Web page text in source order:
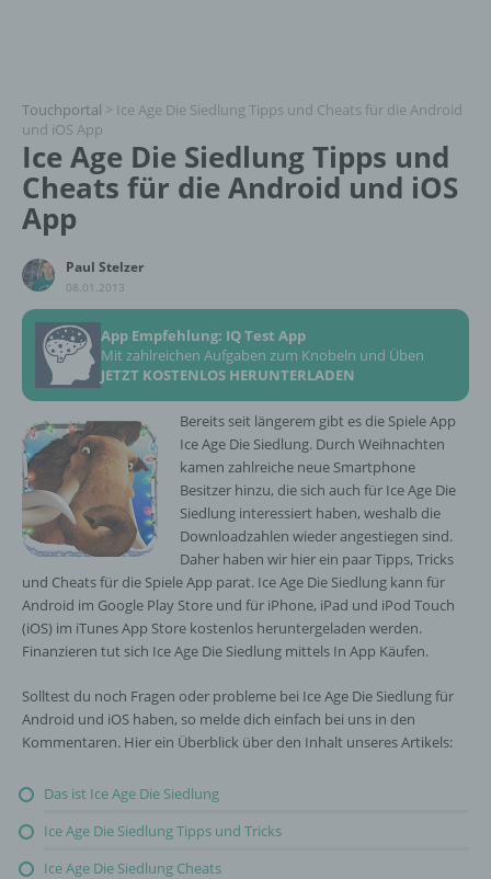
Touchportal > Ice Age Die Siedlung Tipps und Cheats für die Android
und iOS App
Ice Age Die Siedlung Tipps und
Cheats für die Android und iOS
App
Paul Stelzer
08.01.2013
App Empfehlung: IQ Test App
Mit zahlreichen Aufgaben zum Knobeln und Üben
JETZT KOSTENLOS HERUNTERLADEN
Bereits seit längerem gibt es die Spiele App
Ice Age Die Siedlung. Durch Weihnachten
kamen zahlreiche neue Smartphone
Besitzer hinzu, die sich auch für Ice Age Die
Siedlung interessiert haben, weshalb die
Downloadzahlen wieder angestiegen sind.
Daher haben wir hier ein paar Tipps, Tricks
und Cheats für die Spiele App parat. Ice Age Die Siedlung kann für
Android im Google Play Store und für iPhone, iPad und iPod Touch
(iOS) im iTunes App Store kostenlos heruntergeladen werden.
Finanzieren tut sich Ice Age Die Siedlung mittels In App Käufen.
Solltest du noch Fragen oder probleme bei Ice Age Die Siedlung für
Android und iOS haben, so melde dich einfach bei uns in den
Kommentaren. Hier ein Überblick über den Inhalt unseres Artikels:
Das ist Ice Age Die Siedlung
Ice Age Die Siedlung Tipps und Tricks
Ice Age Die Siedlung Cheats